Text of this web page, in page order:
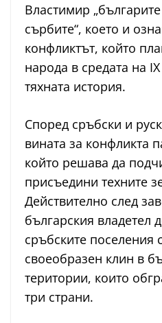
Властимир
сърбите“, което и
конфликтът, който
народа в средата на
тяхната история.
Според сръбски и
вината за конфликта
който решава да
присъедини техните
Действително след
българския владетел
сръбските поселения
своеобразен клин в
територии, които
три страни.